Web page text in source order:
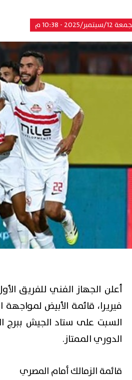
سبتمبر/2025 - 10:38 م
أعلن الجهاز الفني للفريق
فيريرا، قائمة الأبيض
السبت على ستاد الجيش ببرج
الدوري الممتاز.
قائمة الزمالك أمام المصري